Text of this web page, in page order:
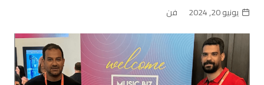
يونيو 20, 2024 فن